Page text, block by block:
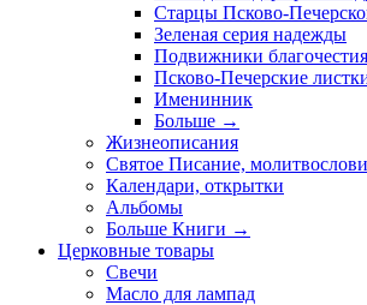
Старцы Псково-
Зеленая серия надежды
Подвижники благочестия
Псково-Печерские
Именинник
Больше →
Жизнеописания
Святое Писание,
Календари, открытки
Альбомы
Больше Книги →
Церковные товары
Свечи
Масло для лампад